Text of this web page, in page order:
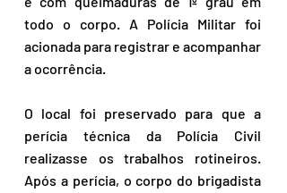
todo o corpo. A Polícia Militar foi
acionada para registrar e acompanhar
a ocorrência.
O local foi preservado para que a
perícia técnica da Polícia Civil
realizasse os trabalhos rotineiros.
Após a perícia, o corpo do brigadista